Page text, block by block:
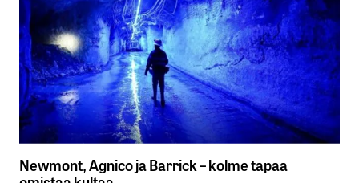
Newmont, Agnico ja Barrick – kolme tapaa